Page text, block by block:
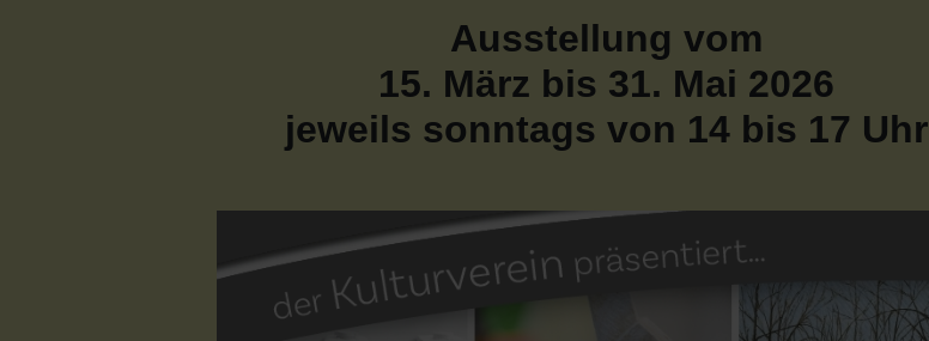
Ausstellung vom
15. März bis 31. Mai 2026
jeweils sonntags von 14 bis 17 Uhr